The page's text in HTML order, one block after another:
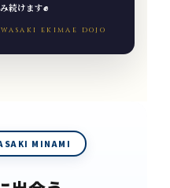
続けます✊
EKIMAE DOJO
MINAMI